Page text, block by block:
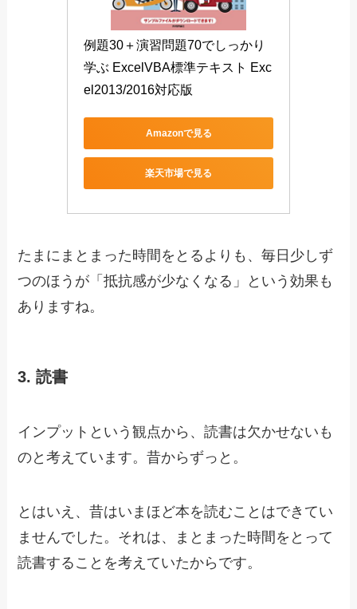
例題30＋演習問題70でしっかり
学ぶ ExcelVBA標準テキスト Exc
el2013/2016対応版
Amazonで見る
楽天市場で見る
たまにまとまった時間をとるよりも、毎日少しず
つのほうが「抵抗感が少なくなる」という効果も
ありますね。
3. 読書
インプットという観点から、読書は欠かせないも
のと考えています。昔からずっと。
とはいえ、昔はいまほど本を読むことはできてい
ませんでした。それは、まとまった時間をとって
読書することを考えていたからです。